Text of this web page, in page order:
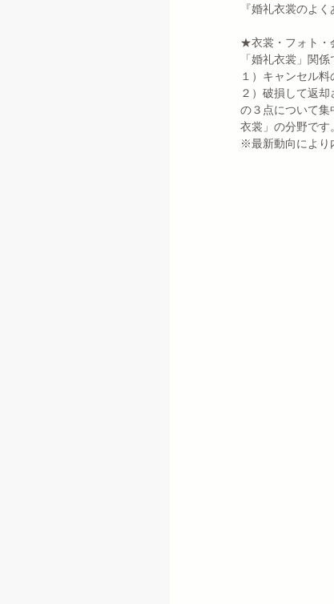
『婚礼衣裳のよ
★衣裳・フォト・
「婚礼衣裳」関
１）キャンセル
２）破損して返
の３点について
衣裳」の分野です
※最新動向により